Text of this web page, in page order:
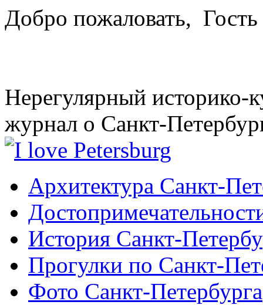
Добро пожаловать, Гость
Нерегулярный историко-
журнал о Санкт-
Архитектура Санкт-
История Санкт-
Прогулки по Санкт-
Фото Санкт-Петербурга